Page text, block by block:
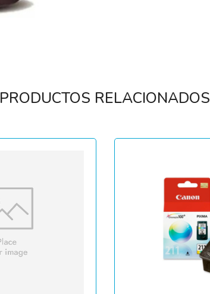
PRODUCTOS RELACIONADOS